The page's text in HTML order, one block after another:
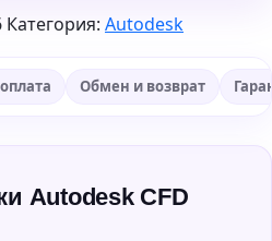
Категория: Autodesk
Обмен и возврат
Autodesk CFD